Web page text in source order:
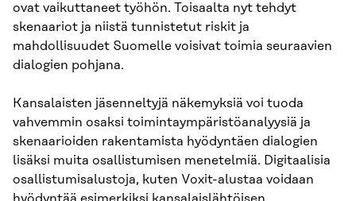
ovat vaikuttaneet työhön. Toisaalta nyt tehdyt
skenaariot ja niistä tunnistetut riskit ja
mahdollisuudet Suomelle voisivat toimia seuraavien
dialogien pohjana.
Kansalaisten jäsenneltyjä näkemyksiä voi tuoda
vahvemmin osaksi toimintaympäristöanalyysiä ja
skenaarioiden rakentamista hyödyntäen dialogien
lisäksi muita osallistumisen menetelmiä. Digitaalisia
osallistumisalustoja, kuten Voxit-alustaa voidaan